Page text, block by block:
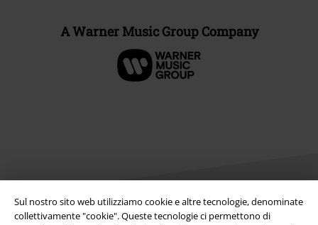
Sul nostro sito web utilizziamo cookie e altre tecnologie, denominate
collettivamente "cookie". Queste tecnologie ci permettono di
A Warner Music Group Company